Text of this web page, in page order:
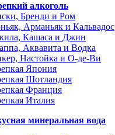
алкоголь
Бренди и Ром
Арманьяк и Кальвадос
Кашаса и Джин
Аквавита и Водка
Настойка и О-де-Ви
Япония
Шотландия
Франция
Италия
минеральная вода